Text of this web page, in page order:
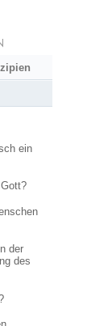
ein
der
des